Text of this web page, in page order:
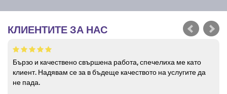
КЛИЕНТИТЕ ЗА НАС
Бързо и качествено свършена работа, спечелиха ме като
клиент. Надявам се за в бъдеще качеството на услугите да
не пада.